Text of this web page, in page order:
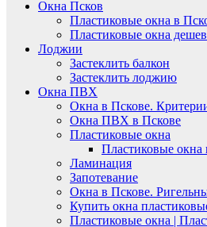
Окна Псков
Пластиковые окна в
Пластиковые окна
Лоджии
Застеклить балкон
Застеклить лоджию
Окна ПВХ
Окна в Пскове.
Окна ПВХ в Пскове
Пластиковые окна
Пластиковые окна
Ламинация
Запотевание
Окна в Пскове.
Купить окна
Пластиковые окна |